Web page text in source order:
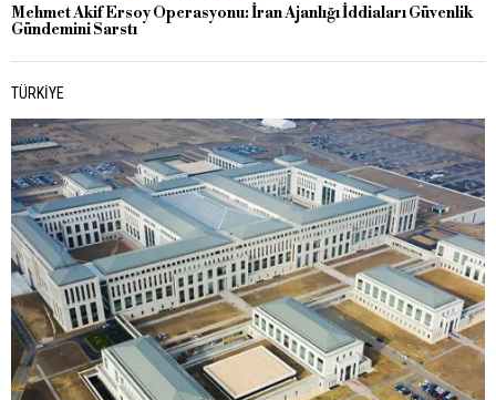
Mehmet Akif Ersoy Operasyonu: İran Ajanlığı İddiaları Güvenlik
Gündemini Sarstı
TÜRKIYE